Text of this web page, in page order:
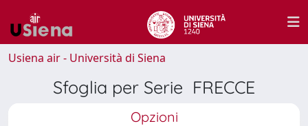
Usiena air - Università di Siena
Sfoglia per Serie FRECCE
Opzioni